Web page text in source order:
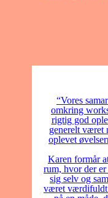
“Vores
omkring
rigtig god
generelt været
oplevet
Karen formår
rum, hvor der
sig selv og
været værdifuldt